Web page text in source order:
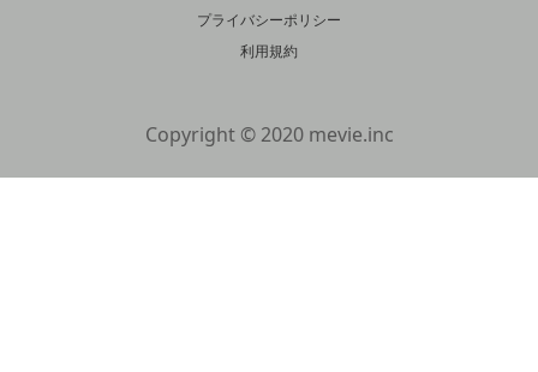
プライバシーポリシー
利用規約
Copyright © 2020 mevie.inc